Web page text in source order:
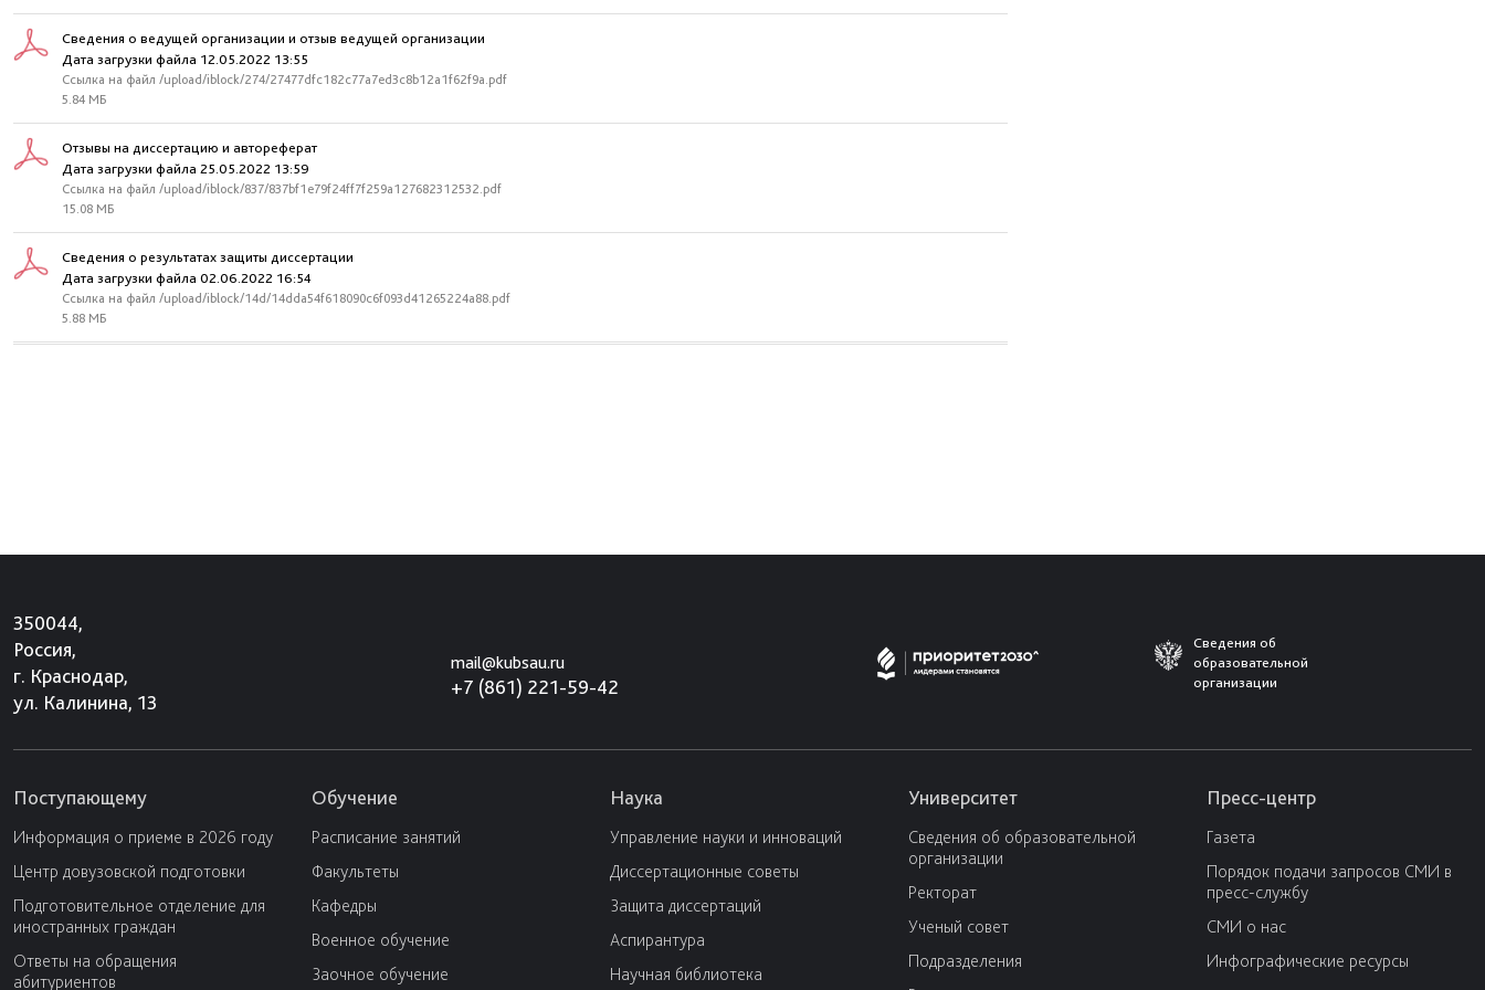
Сведения о ведущей организации и отзыв ведущей организации
Дата загрузки файла 12.05.2022 13:55
Ссылка на файл /upload/iblock/274/27477dfc182c77a7ed3c8b12a1f62f9a.pdf
5.84 МБ
Отзывы на диссертацию и автореферат
Дата загрузки файла 25.05.2022 13:59
Ссылка на файл /upload/iblock/837/837bf1e79f24ff7f259a127682312532.pdf
15.08 МБ
Сведения о результатах защиты диссертации
Дата загрузки файла 02.06.2022 16:54
Ссылка на файл /upload/iblock/14d/14dda54f618090c6f093d41265224a88.pdf
5.88 МБ
350044,
Россия,
г. Краснодар,
ул. Калинина, 13
mail@kubsau.ru
+7 (861) 221-59-42
Сведения об
образовательной
организации
Поступающему
Информация о приеме в 2026 году
Центр довузовской подготовки
Подготовительное отделение для
иностранных граждан
Ответы на обращения
абитуриентов
Обучение
Расписание занятий
Факультеты
Кафедры
Военное обучение
Заочное обучение
Наука
Управление науки и инноваций
Диссертационные советы
Защита диссертаций
Аспирантура
Научная библиотека
Университет
Сведения об образовательной
организации
Ректорат
Ученый совет
Подразделения
Пресс-центр
Газета
Порядок подачи запросов СМИ в
пресс-службу
СМИ о нас
Инфографические ресурсы